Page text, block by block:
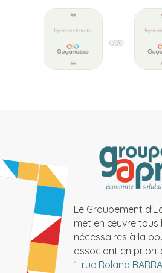
Le Groupement
met en œuvre tous
nécessaires à la
associant en
1, rue Roland